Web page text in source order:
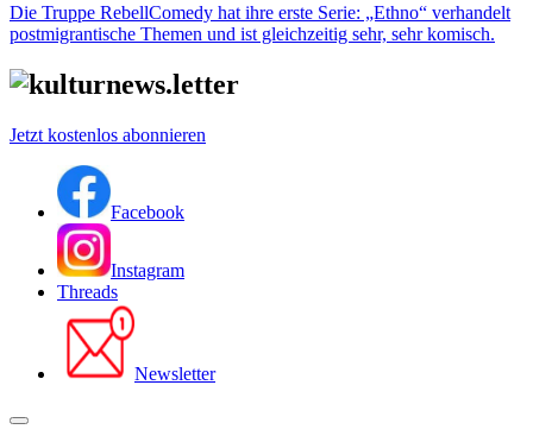
Die Truppe RebellComedy hat ihre erste Serie: „Ethno“ verhandelt
postmigrantische Themen und ist gleichzeitig sehr, sehr komisch.
Jetzt kostenlos abonnieren
Facebook
Instagram
Threads
Newsletter